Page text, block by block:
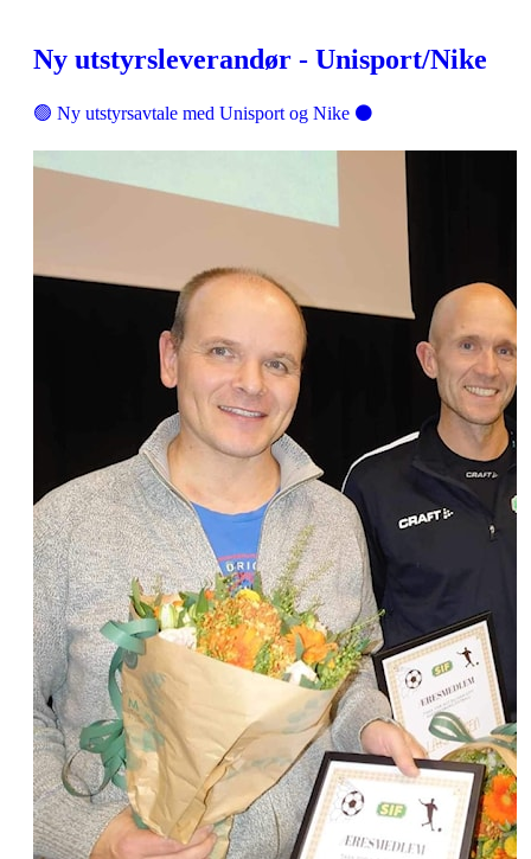
Ny utstyrsleverandør - Unisport/Nike
🟢 Ny utstyrsavtale med Unisport og Nike ⚫️